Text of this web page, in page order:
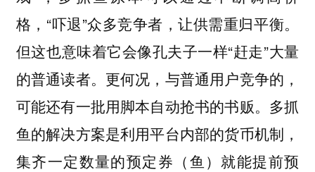
格，“吓退”众多竞争者，让供需重归平衡。
但这也意味着它会像孔夫子一样“赶走”大量
的普通读者。更何况，与普通用户竞争的，
可能还有一批用脚本自动抢书的书贩。 多抓
鱼的解决方案是利用平台内部的货币机制，
集齐一定数量的预定券（鱼）就能提前预